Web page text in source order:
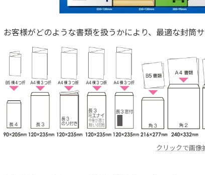
お客様がどのような書類を扱うかにより、最適な封筒
クリックで画像